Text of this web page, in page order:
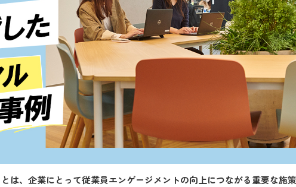
は、企業にとって従業員エンゲージメントの向上につながる重要な施